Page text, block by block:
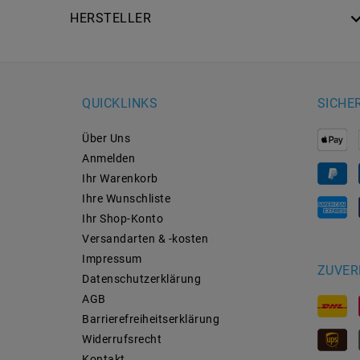
HERSTELLER
QUICKLINKS
Über Uns
Anmelden
Ihr Warenkorb
Ihre Wunschliste
Ihr Shop-Konto
Versandarten & -kosten
Impressum
Daten­schutz­erklärung
AGB
Barrierefreiheitserklärung
Widerrufs­recht